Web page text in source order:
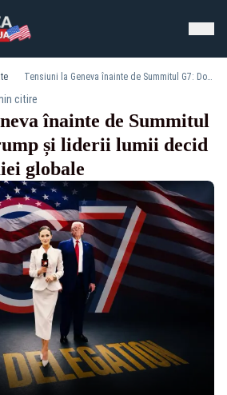
Tensiuni la Geneva înainte de Summitul G7: Donald Trump și liderii lumii decid soarta economiei globale
citire
înainte de Summitul
și liderii lumii decid
globale